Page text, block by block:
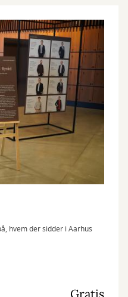
hvem der sidder i Aarhus
Gratis